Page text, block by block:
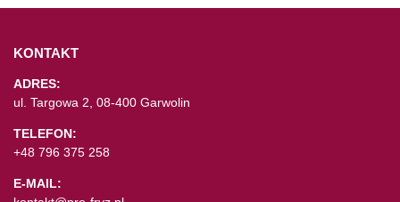
KONTAKT
ADRES:
ul. Targowa 2, 08-400 Garwolin
TELEFON:
+48 796 375 258
E-MAIL: